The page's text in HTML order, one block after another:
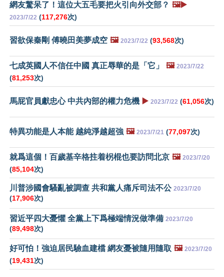
網友驚呆了！這位大五毛要把火引向外交部？ 🖼️▶️
2023/7/22 (117,276次)
習欲保秦剛 傅曉田美夢成空 🖼️ 2023/7/22 (93,568次)
七成英國人不信任中國 真正辱華的是「它」 🖼️ 2023/7/22
(81,253次)
馬屁官員獻忠心 中共內部的權力危機 ▶️ 2023/7/22 (61,056次)
特異功能是人本能 越純淨越超強 🖼️ 2023/7/21 (77,097次)
就爲這個！百歲基辛格拄着柺棍也要訪問北京 🖼️ 2023/7/20
(85,104次)
川普涉國會騷亂被調查 共和黨人痛斥司法不公 2023/7/20
(17,906次)
習近平四大憂懼 全黨上下爲極端情況做準備 2023/7/20
(89,498次)
好可怕！強迫居民驗血建檔 網友憂被隨用隨取 🖼️ 2023/7/20
(19,431次)